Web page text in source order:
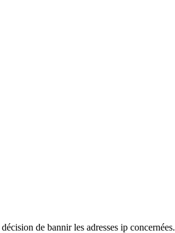
de bannir les adresses ip concernées.